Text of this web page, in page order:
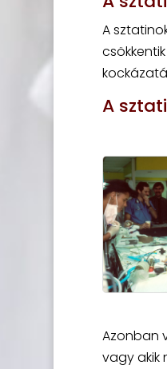
A
A
Azonban
vagy akik